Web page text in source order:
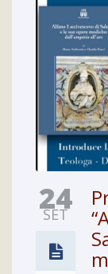
24
SET